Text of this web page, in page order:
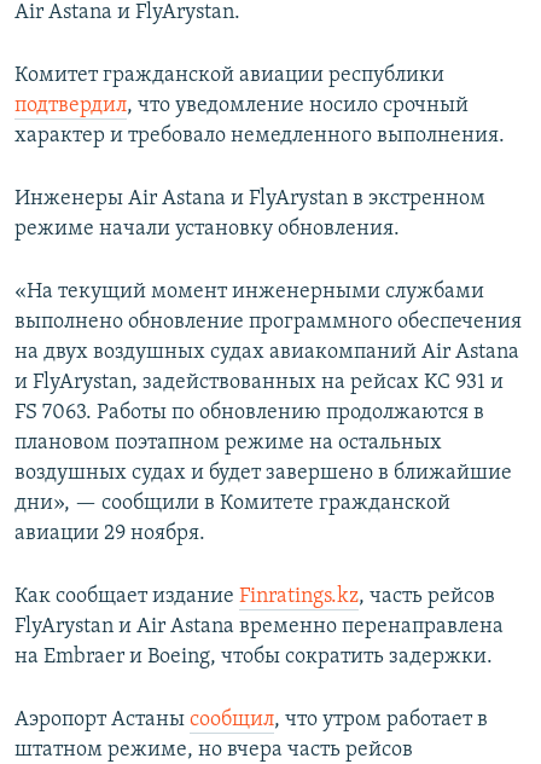
Air Astana и FlyArystan.
Комитет гражданской авиации республики
подтвердил, что уведомление носило срочный
характер и требовало немедленного выполнения.
Инженеры Air Astana и FlyArystan в экстренном
режиме начали установку обновления.
«На текущий момент инженерными службами
выполнено обновление программного обеспечения
на двух воздушных судах авиакомпаний Air Astana
и FlyArystan, задействованных на рейсах KC 931 и
FS 7063. Работы по обновлению продолжаются в
плановом поэтапном режиме на остальных
воздушных судах и будет завершено в ближайшие
дни», — сообщили в Комитете гражданской
авиации 29 ноября.
Как сообщает издание Finratings.kz, часть рейсов
FlyArystan и Air Astana временно перенаправлена
на Embraer и Boeing, чтобы сократить задержки.
Аэропорт Астаны сообщил, что утром работает в
штатном режиме, но вчера часть рейсов